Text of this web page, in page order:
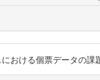
おける個票データの